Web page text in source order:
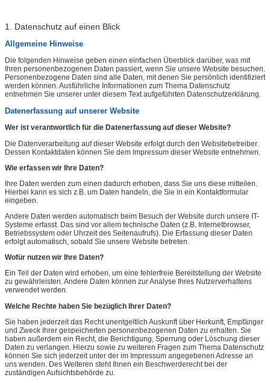
1. Datenschutz auf einen Blick
Allgemeine Hinweise
Die folgenden Hinweise geben einen einfachen Überblick darüber, was mit
Ihren personenbezogenen Daten passiert, wenn Sie unsere Website besuchen.
Personenbezogene Daten sind alle Daten, mit denen Sie persönlich identifiziert
werden können. Ausführliche Informationen zum Thema Datenschutz
entnehmen Sie unserer unter diesem Text aufgeführten Datenschutzerklärung.
Datenerfassung auf unserer Website
Wer ist verantwortlich für die Datenerfassung auf dieser Website?
Die Datenverarbeitung auf dieser Website erfolgt durch den Websitebetreiber.
Dessen Kontaktdaten können Sie dem Impressum dieser Website entnehmen.
Wie erfassen wir Ihre Daten?
Ihre Daten werden zum einen dadurch erhoben, dass Sie uns diese mitteilen.
Hierbei kann es sich z.B. um Daten handeln, die Sie in ein Kontaktformular
eingeben.
Andere Daten werden automatisch beim Besuch der Website durch unsere IT-
Systeme erfasst. Das sind vor allem technische Daten (z.B. Internetbrowser,
Betriebssystem oder Uhrzeit des Seitenaufrufs). Die Erfassung dieser Daten
erfolgt automatisch, sobald Sie unsere Website betreten.
Wofür nutzen wir Ihre Daten?
Ein Teil der Daten wird erhoben, um eine fehlerfreie Bereitstellung der Website
zu gewährleisten. Andere Daten können zur Analyse Ihres Nutzerverhaltens
verwendet werden.
Welche Rechte haben Sie bezüglich Ihrer Daten?
Sie haben jederzeit das Recht unentgeltlich Auskunft über Herkunft, Empfänger
und Zweck Ihrer gespeicherten personenbezogenen Daten zu erhalten. Sie
haben außerdem ein Recht, die Berichtigung, Sperrung oder Löschung dieser
Daten zu verlangen. Hierzu sowie zu weiteren Fragen zum Thema Datenschutz
können Sie sich jederzeit unter der im Impressum angegebenen Adresse an
uns wenden. Des Weiteren steht Ihnen ein Beschwerderecht bei der
zuständigen Aufsichtsbehörde zu.